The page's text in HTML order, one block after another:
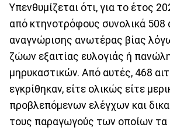
Υπενθυμίζεται ότι, για το έτος
από κτηνοτρόφους συνολικά 508
αναγνώρισης ανωτέρας βίας
ζώων εξαιτίας ευλογιάς ή
μηρυκαστικών. Από αυτές, 468
εγκρίθηκαν, είτε ολικώς είτε
προβλεπόμενων ελέγχων και
τους παραγωγούς των οποίων τα